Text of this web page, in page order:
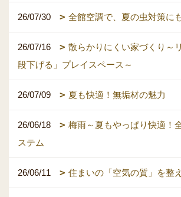
26/07/30 全館空調で、夏の虫対策に
26/07/16
散らかりにくい家づくり～
段下げる」プレイスペース～
26/07/09 夏も快適！無垢材の魅力
26/06/18
梅雨～夏もやっぱり快適！
ステム
26/06/11 住まいの「空気の質」を整